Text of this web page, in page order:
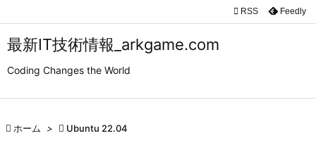
最新IT技術情報_arkgame.com
Coding Changes the World


 RSS Feedly
 ホーム >  Ubuntu 22.04